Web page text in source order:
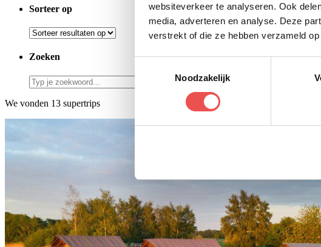
websiteverkeer te analyseren. Ook
media, adverteren en analyse. Deze
verstrekt of die ze hebben verzameld
Noodzakelijk
Sorteer op
Zoeken
We vonden 13 supertrips